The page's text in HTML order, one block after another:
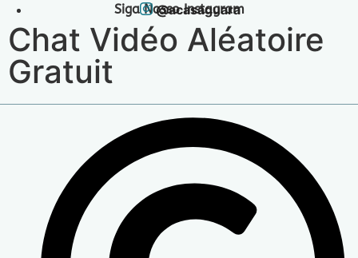
Siga Nosso Instagram
@acasaguara
Chat Vidéo Aléatoire
Gratuit